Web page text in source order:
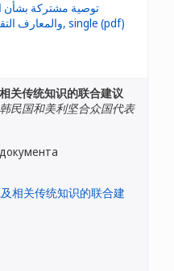
关传统知识的联合建议
民国和美利坚合众国代表